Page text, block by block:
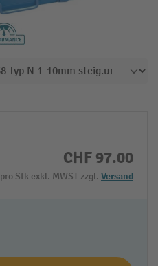
CHF 97.00
pro Stk exkl. MWST zzgl. Versand